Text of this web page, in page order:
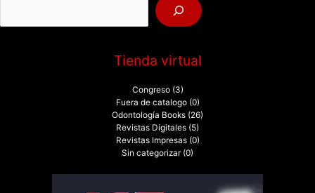
:
Tienda virtual
Congreso (3)
Fuera de catalogo (0)
Odontología Books (26)
Revistas Digitales (5)
Revistas Impresas (0)
Sin categorizar (0)